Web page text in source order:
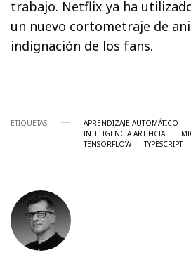
trabajo. Netflix ya ha
un nuevo cortometraje de
indignación de los fans.
ETIQUETAS APRENDIZAJE AUTOMÁTICO
INTELIGENCIA ARTIFICIAL
TENSORFLOW
TYPESCRIPT